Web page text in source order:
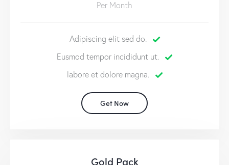
Per Month
Adipiscing elit sed do.
Eusmod tempor incididunt ut.
labore et dolore magna.
Get Now
Gold Pack